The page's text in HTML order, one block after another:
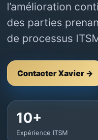
l’amélioration
des parties
de processus
Contacter Xavier →
10+
Expérience ITSM